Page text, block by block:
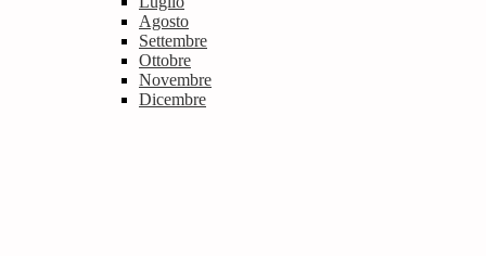
Agosto
Settembre
Ottobre
Novembre
Dicembre